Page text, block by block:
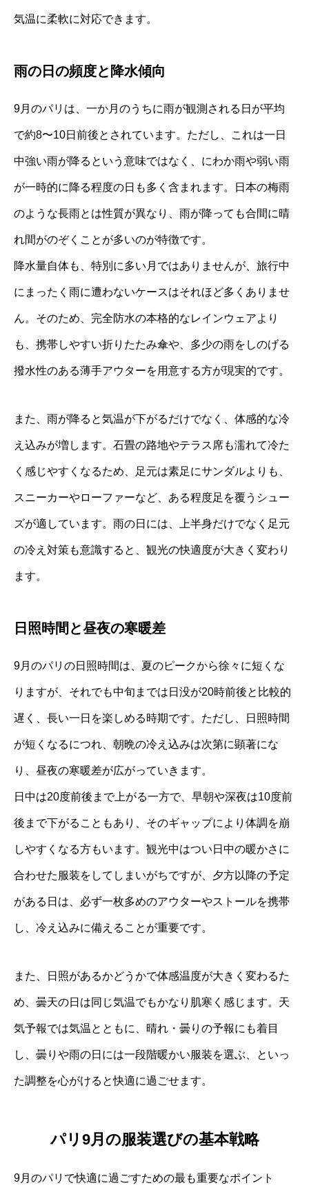
気温に柔軟に対応できます。
雨の日の頻度と降水傾向
9月のパリは、一か月のうちに雨が観測される日が平均
で約8〜10日前後とされています。ただし、これは一日
中強い雨が降るという意味ではなく、にわか雨や弱い雨
が一時的に降る程度の日も多く含まれます。日本の梅雨
のような長雨とは性質が異なり、雨が降っても合間に晴
れ間がのぞくことが多いのが特徴です。
降水量自体も、特別に多い月ではありませんが、旅行中
にまったく雨に遭わないケースはそれほど多くありませ
ん。そのため、完全防水の本格的なレインウェアより
も、携帯しやすい折りたたみ傘や、多少の雨をしのげる
撥水性のある薄手アウターを用意する方が現実的です。
また、雨が降ると気温が下がるだけでなく、体感的な冷
え込みが増します。石畳の路地やテラス席も濡れて冷た
く感じやすくなるため、足元は素足にサンダルよりも、
スニーカーやローファーなど、ある程度足を覆うシュー
ズが適しています。雨の日には、上半身だけでなく足元
の冷え対策も意識すると、観光の快適度が大きく変わり
ます。
日照時間と昼夜の寒暖差
9月のパリの日照時間は、夏のピークから徐々に短くな
りますが、それでも中旬までは日没が20時前後と比較的
遅く、長い一日を楽しめる時期です。ただし、日照時間
が短くなるにつれ、朝晩の冷え込みは次第に顕著にな
り、昼夜の寒暖差が広がっていきます。
日中は20度前後まで上がる一方で、早朝や深夜は10度前
後まで下がることもあり、そのギャップにより体調を崩
しやすくなる方もいます。観光中はつい日中の暖かさに
合わせた服装をしてしまいがちですが、夕方以降の予定
がある日は、必ず一枚多めのアウターやストールを携帯
し、冷え込みに備えることが重要です。
また、日照があるかどうかで体感温度が大きく変わるた
め、曇天の日は同じ気温でもかなり肌寒く感じます。天
気予報では気温とともに、晴れ・曇りの予報にも着目
し、曇りや雨の日には一段階暖かい服装を選ぶ、といっ
た調整を心がけると快適に過ごせます。
パリ9月の服装選びの基本戦略
9月のパリで快適に過ごすための最も重要なポイント